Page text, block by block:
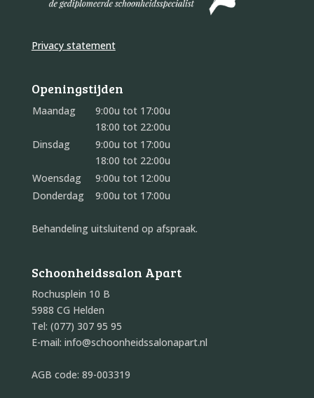
Privacy statement
Openingstijden
Maandag
9:00u tot 17:00u
18:00 tot 22:00u
Dinsdag
9:00u tot 17:00u
18:00 tot 22:00u
Woensdag
9:00u tot 12:00u
Donderdag
9:00u tot 17:00u
Behandeling uitsluitend op afspraak.
Schoonheidssalon Apart
Rochusplein 10 B
5988 CG Helden
Tel: (077) 307 95 95
E-mail: info@schoonheidssalonapart.nl
AGB code: 89-003319